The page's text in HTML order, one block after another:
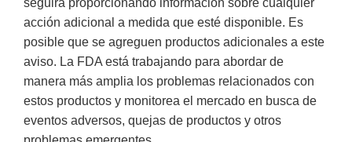
seguirá proporcionando información sobre cualquier
acción adicional a medida que esté disponible. Es
posible que se agreguen productos adicionales a este
aviso. La FDA está trabajando para abordar de
manera más amplia los problemas relacionados con
estos productos y monitorea el mercado en busca de
eventos adversos, quejas de productos y otros